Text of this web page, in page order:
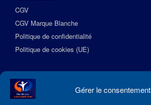
Gérer le consentement
CGV
CGV Marque Blanche
Politique de confidentialité
Politique de cookies (UE)
Suivez l’Académie EquilibreSante